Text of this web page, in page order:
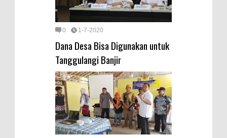
0 1-7-2020
Dana Desa Bisa Digunakan untuk
Tanggulangi Banjir